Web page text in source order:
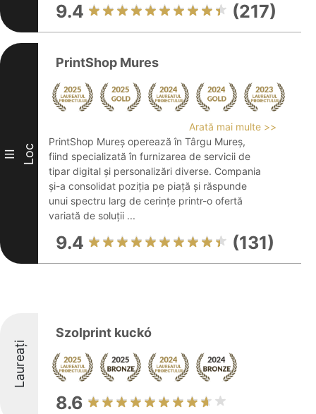
9.4 (217)
III Loc
PrintShop Mures
Arată mai multe >>
PrintShop Mureș operează în Târgu Mureș,
fiind specializată în furnizarea de servicii de
tipar digital și personalizări diverse. Compania
și-a consolidat poziția pe piață și răspunde
unui spectru larg de cerințe printr-o ofertă
variată de soluții ...
9.4 (131)
Laureați
Szolprint kuckó
8.6